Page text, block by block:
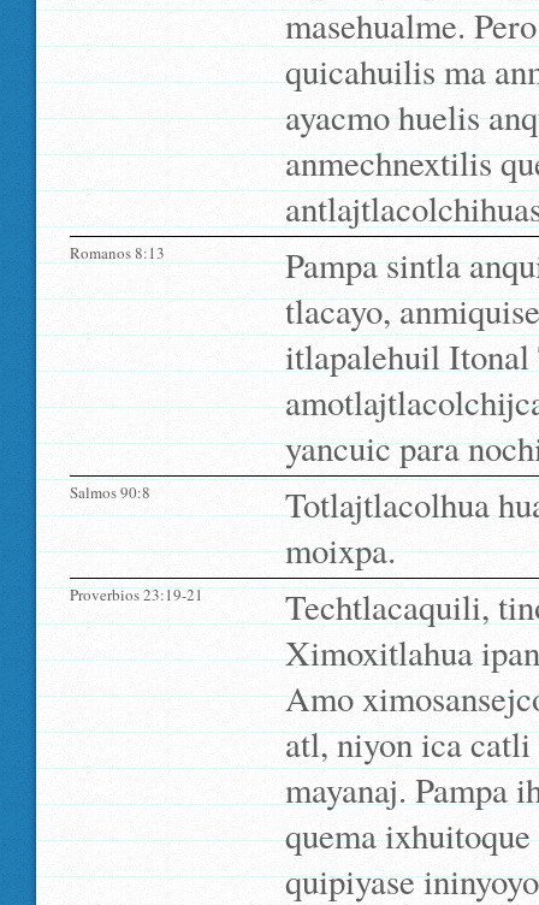
masehualme.
quicahuilis ma
ayacmo huelis
anmechnextilis
Romanos 8:13
Pampa sintla
tlacayo,
itlapalehuil Itonal
yancuic para
Salmos 90:8
Totlajtlacolhua
moixpa.
Proverbios 23:19-21
Techtlacaquili,
Ximoxitlahua
Amo
atl, niyon ica catli
mayanaj. Pampa
quema
quipiyase